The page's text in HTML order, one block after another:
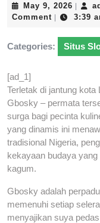
May 9, 2026 May
9,
Comment
3:39
Categories: Situs
[ad_1]
Terletak di jantung
Gbosky – permata
surga bagi pecinta
yang dinamis ini
tradisional Nigeria,
kekayaan budaya
kagum.
Gbosky adalah
memenuhi setiap
menyajikan suya